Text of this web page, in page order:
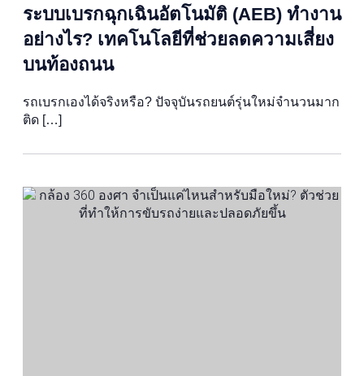
ระบบเบรกฉุกเฉินอัตโนมัติ (AEB) ทำงาน
อย่างไร? เทคโนโลยีที่ช่วยลดความเสี่ยง
บนท้องถนน
รถเบรกเองได้จริงหรือ? ปัจจุบันรถยนต์รุ่นใหม่จำนวนมาก
ติด […]